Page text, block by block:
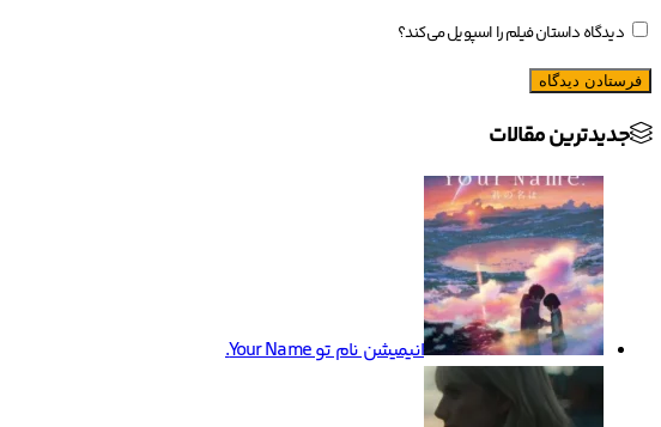
دیدگاه داستان فیلم را اسپویل می‌کند؟
جدیدترین مقالات
انیمیشن نام تو Your Name.